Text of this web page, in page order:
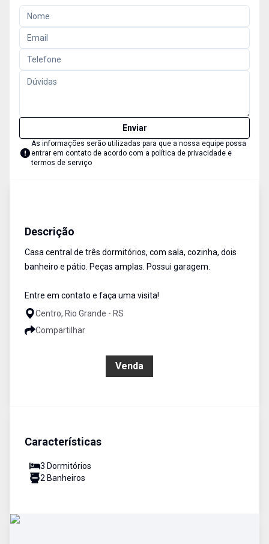
Enviar
As informações serão utilizadas para que a nossa equipe possa
entrar em contato de acordo com a política de privacidade e
termos de serviço
Descrição
Casa central de três dormitórios, com sala, cozinha, dois
banheiro e pátio. Peças amplas. Possui garagem.
Entre em contato e faça uma visita!
Centro, Rio Grande - RS
Compartilhar
Venda
Características
3 Dormitórios
2 Banheiros